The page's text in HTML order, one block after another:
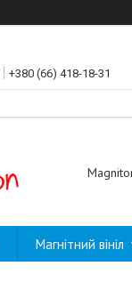
+380 (66) 418-18-31
Магнітний вініл